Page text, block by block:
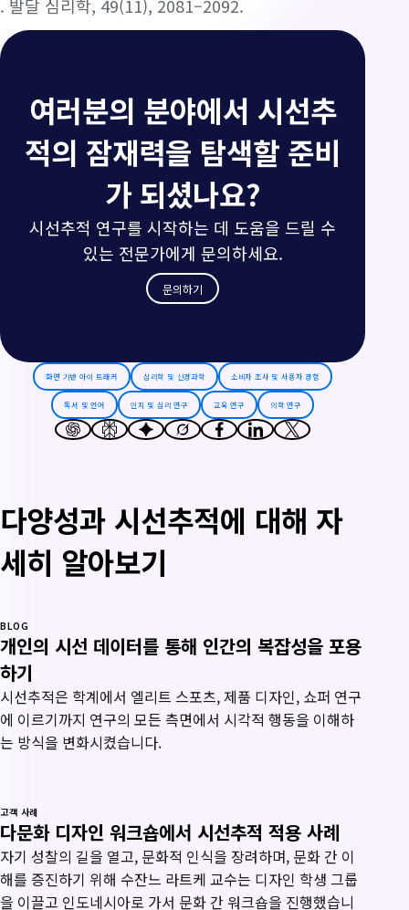
. 발달 심리학, 49(11), 2081–2092.
여러분의 분야에서 시선추
적의 잠재력을 탐색할 준비
가 되셨나요?
시선추적 연구를 시작하는 데 도움을 드릴 수
있는 전문가에게 문의하세요.
문의하기
화면 기반 아이 트래커 심리학 및 신경과학 소비자 조사 및 사용자 경험
독서 및 언어 인지 및 심리 연구 교육 연구 의학 연구
다양성과 시선추적에 대해 자
세히 알아보기
BLOG
개인의 시선 데이터를 통해 인간의 복잡성을 포용
하기
시선추적은 학계에서 엘리트 스포츠, 제품 디자인, 쇼퍼 연구
에 이르기까지 연구의 모든 측면에서 시각적 행동을 이해하
는 방식을 변화시켰습니다.
고객 사례
다문화 디자인 워크숍에서 시선추적 적용 사례
자기 성찰의 길을 열고, 문화적 인식을 장려하며, 문화 간 이
해를 증진하기 위해 수잔느 라트케 교수는 디자인 학생 그룹
을 이끌고 인도네시아로 가서 문화 간 워크숍을 진행했습니